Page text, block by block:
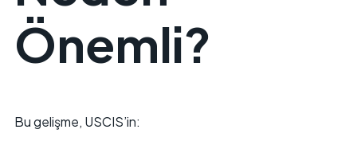
Önemli?
Bu gelişme, USCIS’in: